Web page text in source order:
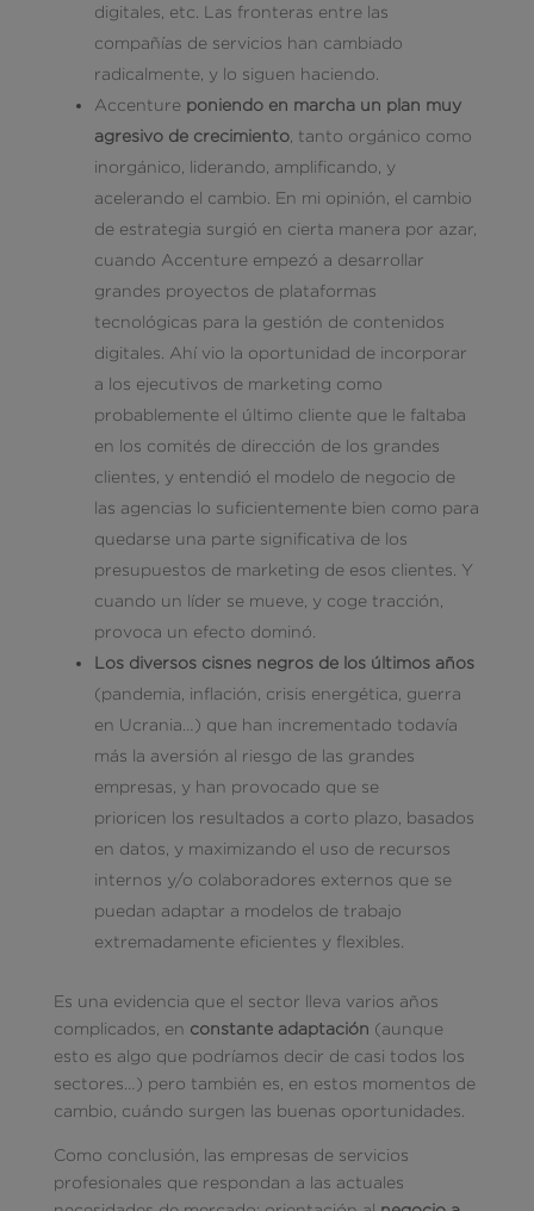
digitales, etc. Las fronteras entre las
compañías de servicios han cambiado
radicalmente, y lo siguen haciendo.
Accentureponiendo en marcha un plan muy
agresivo de crecimiento, tanto orgánico como
inorgánico, liderando, amplificando, y
acelerando el cambio. En mi opinión, el cambio
de estrategia surgió en cierta manera por azar,
cuando Accenture empezó a desarrollar
grandes proyectos de plataformas
tecnológicas para la gestión de contenidos
digitales. Ahí vio la oportunidad de incorporar
a los ejecutivos de marketing como
probablemente el último cliente que le faltaba
en los comités de dirección de los grandes
clientes, y entendió el modelo de negocio de
las agencias lo suficientemente bien como para
quedarse una parte significativa de los
presupuestos de marketing de esos clientes. Y
cuando un líder se mueve, y coge tracción,
provoca un efecto dominó.
Los diversos cisnes negros de los últimos años
(pandemia, inflación, crisis energética, guerra
en Ucrania…) que han incrementado todavía
más la aversión al riesgo de las grandes
empresas, y han provocado que se
prioricen los resultados a corto plazo, basados
en datos, y maximizando el uso de recursos
internos y/o colaboradores externos que se
puedan adaptar a modelos de trabajo
extremadamente eficientes y flexibles.
Es una evidencia que el sector lleva varios años
complicados, en constante adaptación (aunque
esto es algo que podríamos decir de casi todos los
sectores…) pero también es, en estos momentos de
cambio, cuándo surgen las buenas oportunidades.
Como conclusión, las empresas de servicios
profesionales que respondan a las actuales